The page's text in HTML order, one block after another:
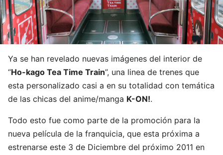
Ya se han revelado nuevas imágenes del interior de
“Ho-kago Tea Time Train”, una linea de trenes que
esta personalizado casi a en su totalidad con temática
de las chicas del anime/manga K-ON!.
Todo esto fue como parte de la promoción para la
nueva película de la franquicia, que esta próxima a
estrenarse este 3 de Diciembre del próximo 2011 en